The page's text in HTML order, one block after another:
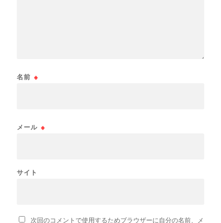
名前 ※
メール ※
サイト
次回のコメントで使用するためブラウザーに自分の名前、メ